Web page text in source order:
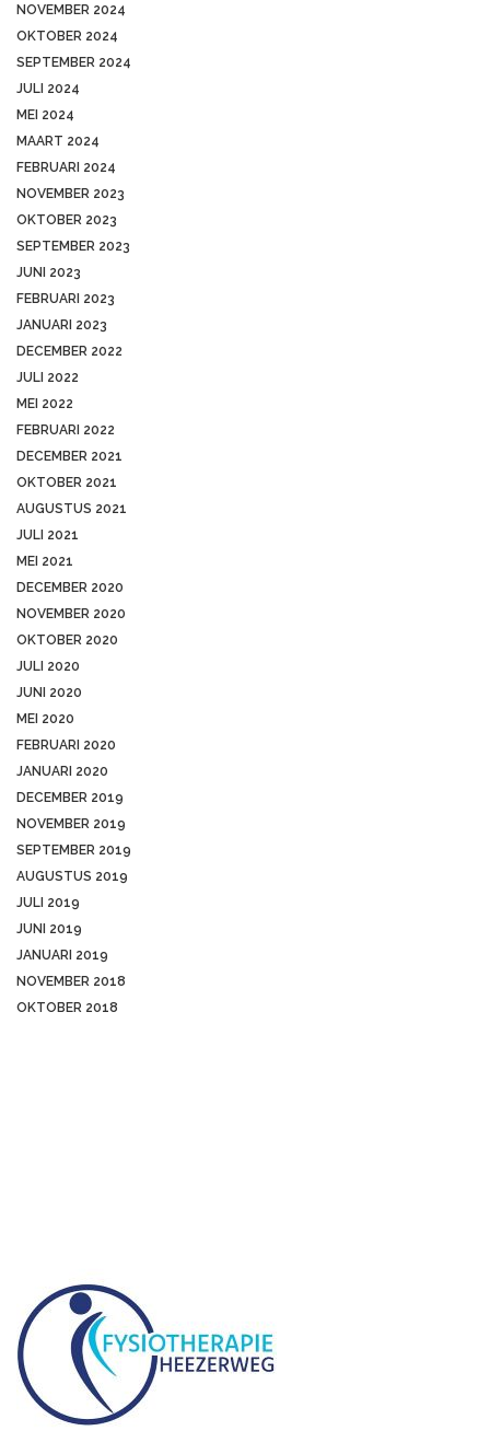
NOVEMBER 2024
OKTOBER 2024
SEPTEMBER 2024
JULI 2024
MEI 2024
MAART 2024
FEBRUARI 2024
NOVEMBER 2023
OKTOBER 2023
SEPTEMBER 2023
JUNI 2023
FEBRUARI 2023
JANUARI 2023
DECEMBER 2022
JULI 2022
MEI 2022
FEBRUARI 2022
DECEMBER 2021
OKTOBER 2021
AUGUSTUS 2021
JULI 2021
MEI 2021
DECEMBER 2020
NOVEMBER 2020
OKTOBER 2020
JULI 2020
JUNI 2020
MEI 2020
FEBRUARI 2020
JANUARI 2020
DECEMBER 2019
NOVEMBER 2019
SEPTEMBER 2019
AUGUSTUS 2019
JULI 2019
JUNI 2019
JANUARI 2019
NOVEMBER 2018
OKTOBER 2018